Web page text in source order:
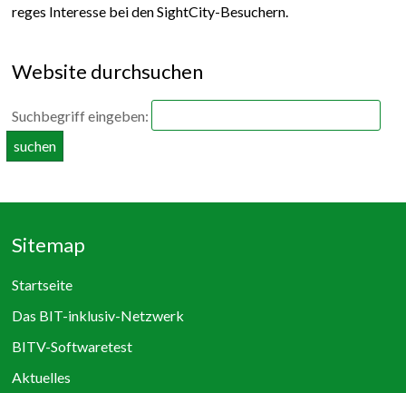
reges Interesse bei den SightCity-Besuchern.
Website durchsuchen
Suchbegriff eingeben:
Sitemap
Startseite
Das BIT-inklusiv-Netzwerk
BITV-Softwaretest
Aktuelles